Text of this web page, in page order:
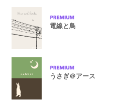
電線と鳥
うさぎ＠アース